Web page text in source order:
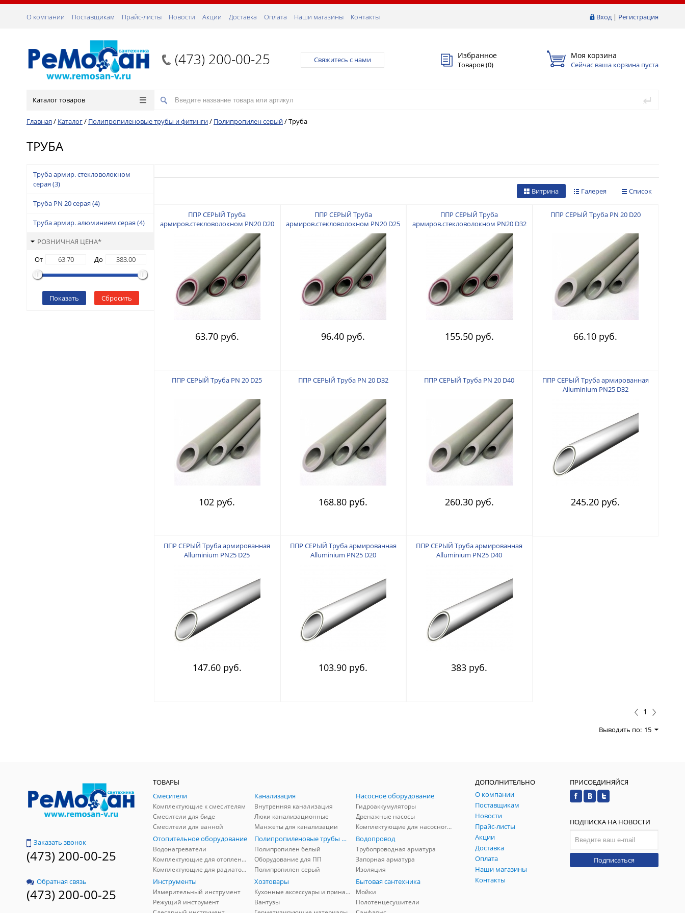
Вход| Регистрация
О компании Поставщикам Прайс-листы Новости Акции Доставка Оплата Наши магазины Контакты
(473) 200-00-25 Свяжитесь с нами Избранное
Товаров (0)
Моя корзина
Сейчас ваша корзина пуста
Каталог товаров
Главная / Каталог/ Полипропиленовые трубы и фитинги/ Полипропилен серый/Труба
ТРУБА
Труба армир. стекловолокном
серая (3)
Труба PN 20 серая (4)
Труба армир. алюминием серая (4)
РОЗНИЧНАЯ ЦЕНА*
От
До
Показать Сбросить
Список
Галерея
Витрина
ППР СЕРЫЙ Труба
армиров.стекловолокном PN20 D20
63.70 руб.
ППР СЕРЫЙ Труба
армиров.стекловолокном PN20 D25
96.40 руб.
ППР СЕРЫЙ Труба
армиров.стекловолокном PN20 D32
155.50 руб.
ППР СЕРЫЙ Труба PN 20 D20
66.10 руб.
ППР СЕРЫЙ Труба PN 20 D25
102 руб.
ППР СЕРЫЙ Труба PN 20 D32
168.80 руб.
ППР СЕРЫЙ Труба PN 20 D40
260.30 руб.
ППР СЕРЫЙ Труба армированная
Alluminium PN25 D32
245.20 руб.
ППР СЕРЫЙ Труба армированная
Alluminium PN25 D25
147.60 руб.
ППР СЕРЫЙ Труба армированная
Alluminium PN25 D20
103.90 руб.
ППР СЕРЫЙ Труба армированная
Alluminium PN25 D40
383 руб.
1
Выводить по: 15
Заказать звонок
(473) 200-00-25
Обратная связь
(473) 200-00-25
ТОВАРЫ
Смесители
Комплектующие к смесителям
Смесители для биде
Смесители для ванной
Канализация
Внутренняя канализация
Люки канализационные
Манжеты для канализации
Насосное оборудование
Гидроаккумуляторы
Дренажные насосы
Комплектующие для насосного оборудования
Отопительное оборудование
Водонагреватели
Комплектующие для отопления
Комплектующие для радиаторов
Полипропиленовые трубы и фитинги
Полипропилен белый
Оборудование для ПП
Полипропилен серый
Водопровод
Трубопроводная арматура
Запорная арматура
Изоляция
Инструменты
Измерительный инструмент
Режущий инструмент
Хозтовары
Кухонные аксессуары и принадлежности
Вантузы
Бытовая сантехника
Мойки
Полотенцесушители
ДОПОЛНИТЕЛЬНО
О компании
Поставщикам
Новости
Прайс-листы
Акции
Доставка
Оплата
Наши магазины
Контакты
ПРИСОЕДИНЯЙСЯ
ПОДПИСКА НА НОВОСТИ
Подписаться